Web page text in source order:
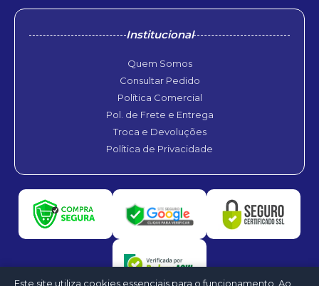
Institucional
Quem Somos
Consultar Pedido
Política Comercial
Pol. de Frete e Entrega
Troca e Devoluções
Política de Privacidade
Este site utiliza cookies essenciais para o funcionamento. Ao